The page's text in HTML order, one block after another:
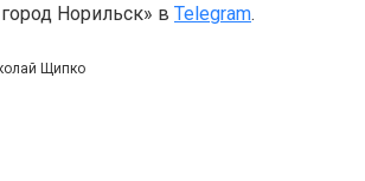
Норильск» в Telegram.
Щипко